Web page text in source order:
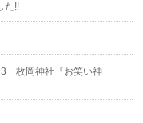
た!!
枚岡神社『お笑い神